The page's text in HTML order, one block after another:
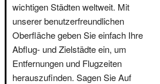
wichtigen Städten weltweit. Mit
unserer benutzerfreundlichen
Oberfläche geben Sie einfach Ihre
Abflug- und Zielstädte ein, um
Entfernungen und Flugzeiten
herauszufinden. Sagen Sie Auf